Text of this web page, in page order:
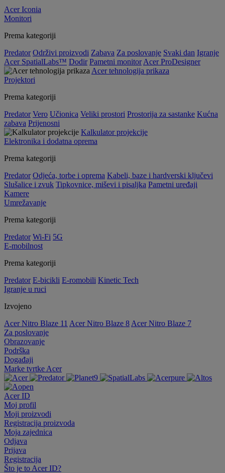
Acer Iconia
Monitori
Prema kategoriji
Predator Održivi proizvodi Zabava Za poslovanje Svaki dan Igranje
Acer SpatialLabs™ Dodir Pametni monitor Acer ProDesigner
Acer tehnologija prikaza
Projektori
Prema kategoriji
Predator Vero Učionica Veliki prostori Prostorija za sastanke Kućna
zabava Prijenosni
Kalkulator projekcije
Elektronika i dodatna oprema
Prema kategoriji
Predator Odjeća, torbe i oprema Kabeli, baze i hardverski ključevi
Slušalice i zvuk Tipkovnice, miševi i pisaljka Pametni uređaji
Kamere
Umrežavanje
Prema kategoriji
Predator Wi-Fi 5G
E-mobilnost
Prema kategoriji
Predator E-bicikli E-romobili Kinetic Tech
Igranje u ruci
Izvojeno
Acer Nitro Blaze 11 Acer Nitro Blaze 8 Acer Nitro Blaze 7
Za poslovanje
Obrazovanje
Podrška
Događaji
Marke tvrtke Acer
Acer ID
Moj profil
Moji proizvodi
Registracija proizvoda
Moja zajednica
Odjava
Prijava
Registracija
Što je to Acer ID?